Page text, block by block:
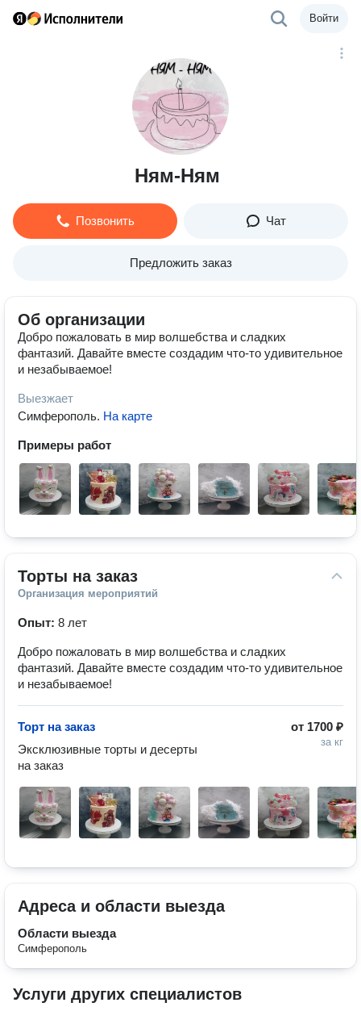
Войти
Ням-Ням
Позвонить Чат
Предложить заказ
Об организации
‌Добро пожаловать в мир волшебства и сладких
фантазий. Давайте вместе создадим что-то удивительное
и незабываемое!
Выезжает
Симферополь. На карте
Примеры работ
Торты на заказ
Организация мероприятий
Опыт: 8 лет
Добро пожаловать в мир волшебства и сладких
фантазий. Давайте вместе создадим что-то удивительное
и незабываемое!
от 1700 ₽
за кг
Торт на заказ
Эксклюзивные торты и десерты
Адреса и области выезда
Области выезда
Симферополь
Услуги других специалистов